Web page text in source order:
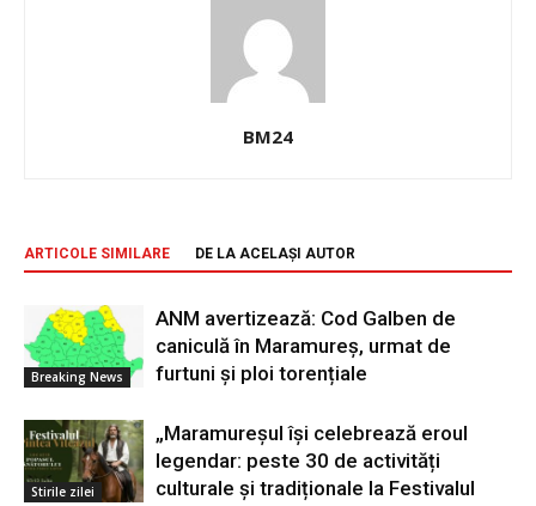
BM24
ARTICOLE SIMILARE DE LA ACELAȘI AUTOR
Breaking News
ANM avertizează: Cod Galben de
caniculă în Maramureș, urmat de
furtuni și ploi torențiale
Stirile zilei
„Maramureșul își celebrează eroul
legendar: peste 30 de activități
culturale și tradiționale la Festivalul